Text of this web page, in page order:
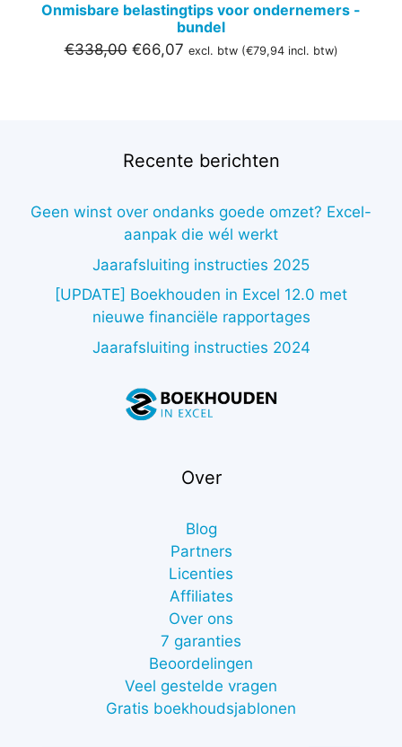
Onmisbare belastingtips voor ondernemers -
bundel
€338,00 Oorspronkelijke
€66,07Huidige
excl. btw (€79,94incl. btw)
Recente berichten
Geen winst over ondanks goede omzet? Excel-
aanpak die wél werkt
Jaarafsluiting instructies 2025
[UPDATE] Boekhouden in Excel 12.0 met
nieuwe financiële rapportages
Jaarafsluiting instructies 2024
Over
Blog
Partners
Licenties
Affiliates
Over ons
7 garanties
Beoordelingen
Veel gestelde vragen
Gratis boekhoudsjablonen